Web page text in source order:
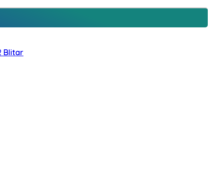
Blitar